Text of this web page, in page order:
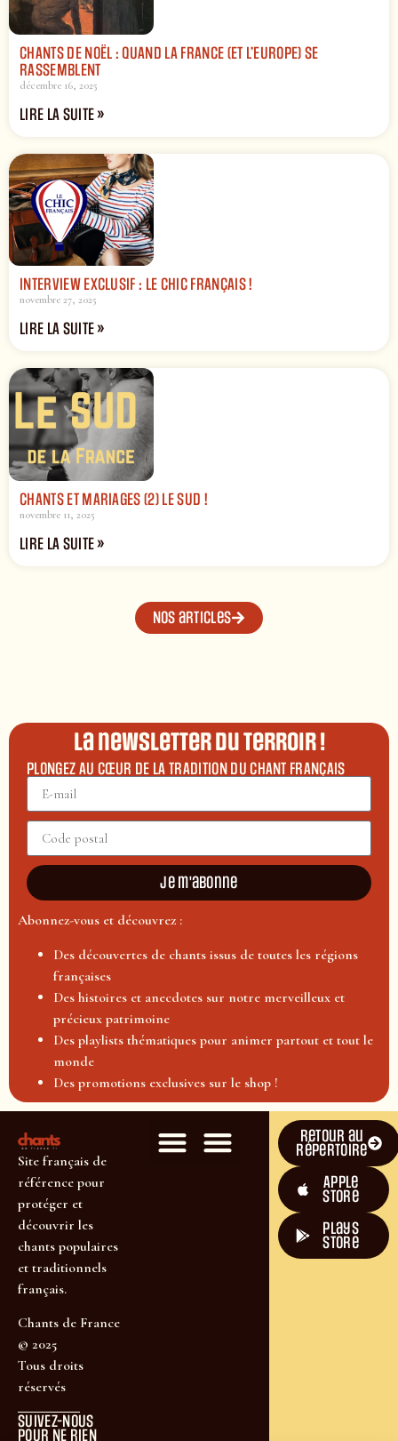
CHANTS DE NOËL : QUAND LA FRANCE (ET L’EUROPE) SE
RASSEMBLENT
décembre 16, 2025
LIRE LA SUITE »
INTERVIEW EXCLUSIF : LE CHIC FRANÇAIS !
novembre 27, 2025
LIRE LA SUITE »
CHANTS ET MARIAGES (2) LE SUD !
novembre 11, 2025
LIRE LA SUITE »
Nos articles
La newsletter du terroir !
PLONGEZ AU CŒUR DE LA TRADITION DU CHANT FRANÇAIS
Je m'abonne
Abonnez-vous et découvrez :
Des découvertes de chants issus de toutes les régions
françaises
Des histoires et anecdotes sur notre merveilleux et
précieux patrimoine
Des playlists thématiques pour animer partout et tout le
monde
Des promotions exclusives sur le shop !
Site français de
référence pour
protéger et
découvrir les
chants populaires
et traditionnels
français.
Chants de France
© 2025
Tous droits
réservés
SUIVEZ-NOUS
POUR NE RIEN
Retour au
répertoire
Apple
Store
plays
store